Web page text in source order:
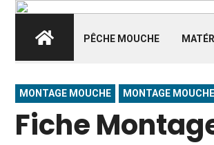
PÊCHE MOUCHE
MONTAGE MOUCHE MONTAGE
Fiche